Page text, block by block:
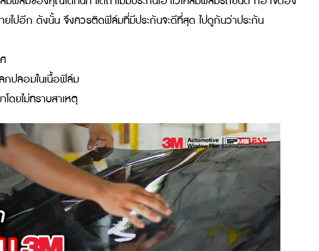
ะไรน่าสนใจบ้าง!
ย่างไร
กที่ผู้ใช้รถยนต์ควรคำนึงถึง ซึ่งสิ่งนี้จะช่วยป้องกันกรณีที่มีปัญหาอะไรก็
ห้เคลมฟิล์มของคุณได้ทันที แต่ถ้าไม่มีประกันเอาไว้เคลมฟิล์มรถยนต์ ก็อ
อากาศ
งแปลกปลอมในเนื้อฟิล์ม
นมาโดยไม่ทราบสาเหตุ